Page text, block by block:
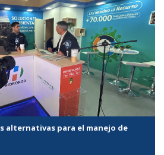
alternativas para el manejo de